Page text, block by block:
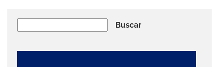
Buscar